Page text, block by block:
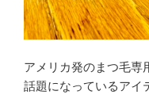
アメリカ発のまつ毛専
話題になっているアイ